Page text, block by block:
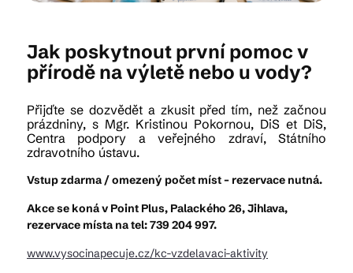
© 2026 Brána Jihlavy
Jak poskytnout první pomoc v
přírodě na výletě nebo u vody?
Přijďte se dozvědět a zkusit před tím, než začnou
prázdniny, s Mgr. Kristinou Pokornou, DiS et DiS,
Centra podpory a veřejného zdraví, Státního
zdravotního ústavu.
Vstup zdarma / omezený počet míst – rezervace nutná.
Akce se koná v Point Plus, Palackého 26, Jihlava,
rezervace místa na tel: 739 204 997.
www.vysocinapecuje.cz/kc-vzdelavaci-aktivity